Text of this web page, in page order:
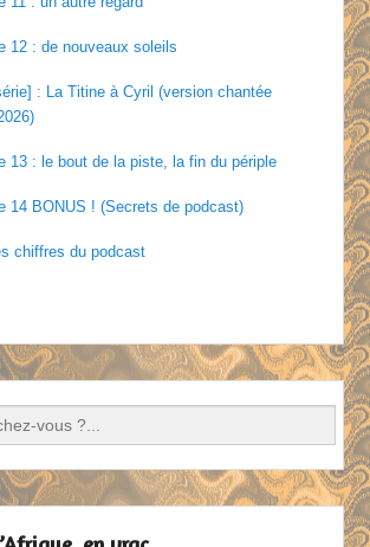
12 : de nouveaux soleils
: La Titine à Cyril (version chantée
13 : le bout de la piste, la fin du périple
14 BONUS ! (Secrets de podcast)
chiffres du podcast